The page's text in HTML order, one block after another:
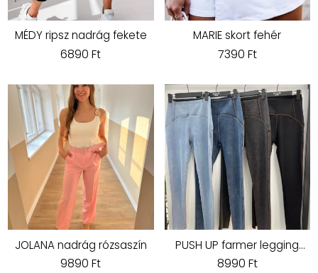
MÉDY ripsz nadrág fekete
6890 Ft
MARIE skort fehér
7390 Ft
JOLANA nadrág rózsaszín
9890 Ft
PUSH UP farmer legging
sötétkék
8990 Ft